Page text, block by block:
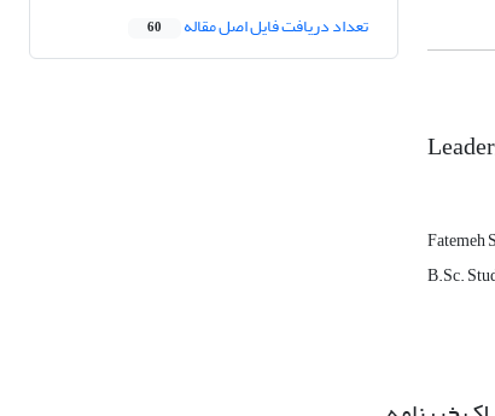
Fatemeh
B.Sc.
تعداد دریافت فایل اصل مقاله 60